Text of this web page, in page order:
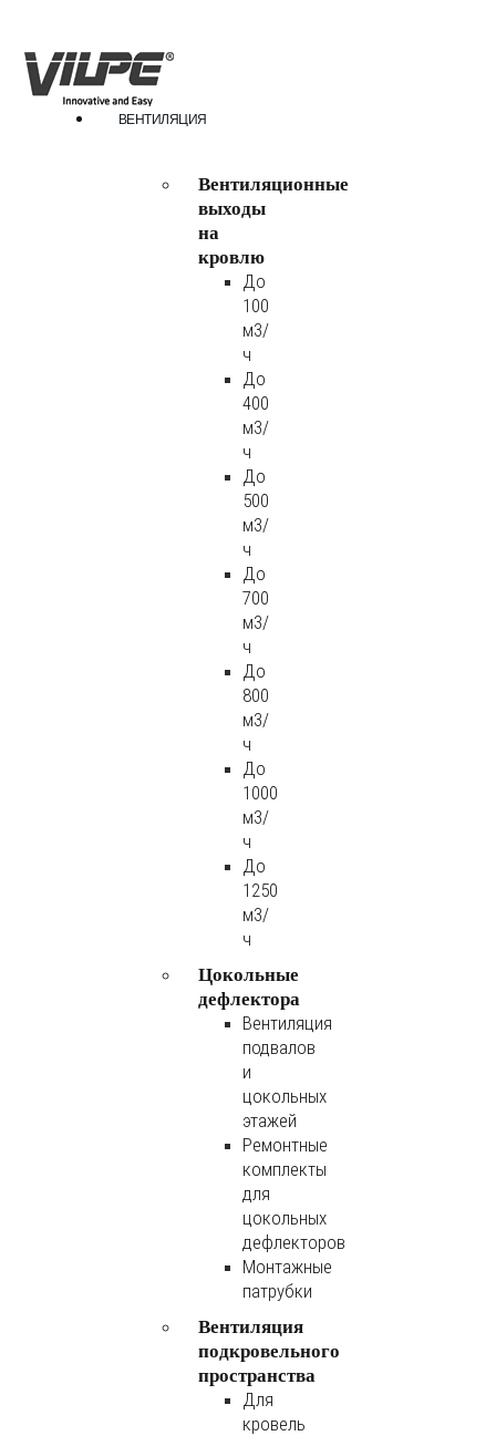
ВЕНТИЛЯЦИЯ
Вентиляционные
выходы
на
кровлю
До
100
м3/
ч
До
400
м3/
ч
До
500
м3/
ч
До
700
м3/
ч
До
800
м3/
ч
До
1000
м3/
ч
До
1250
м3/
ч
Цокольные
дефлектора
Вентиляция
подвалов
и
цокольных
этажей
Ремонтные
комплекты
для
цокольных
дефлекторов
Монтажные
патрубки
Вентиляция
подкровельного
пространства
Для
кровель